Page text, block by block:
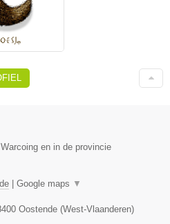
en in de provincie
Google maps ▼
Oostende (West-Vlaanderen)